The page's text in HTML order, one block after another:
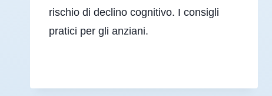
rischio di declino cognitivo. I consigli
pratici per gli anziani.